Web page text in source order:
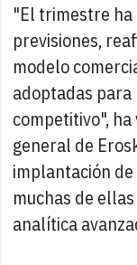
"El trimestre
previsiones,
modelo
adoptadas
competitivo",
general de
implantación
muchas de
analítica